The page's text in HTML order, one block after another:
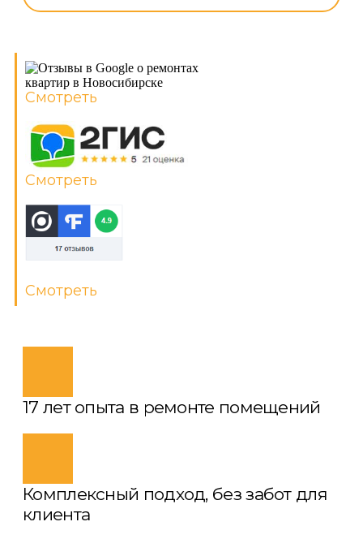
Смотреть
Смотреть
Смотреть
17 лет опыта в ремонте помещений
Комплексный подход, без забот для
клиента